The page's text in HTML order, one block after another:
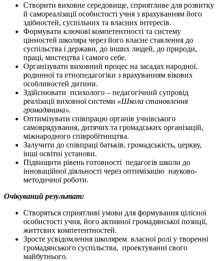
Створити виховне середовище, сприятливе для розвитку
й самореалізації особистості учня з врахуванням його
здібностей, суспільних та власних інтересів.
Формувати ключові компетентності та систему
цінностей школяра через його власне ставлення до
суспільства і держави, до інших людей, до природи,
праці, мистецтва і самого себе.
Організувати виховний процес на засадах народної,
родинної та етнопедагогіки з врахуванням вікових
особливостей дитини.
Здійснювати психолого – педагогічний супровід
реалізації виховної системи «Школа становлення
громадянина».
Оптимізувати співпрацю органів учнівського
самоврядування, дитячих та громадських організацій,
міжнародного співробітництва.
Залучити до співпраці батьків, громадськість, церкву,
інші освітні установи.
Підвищити рівень готовності педагогів школи до
інноваційної діяльності через оптимізацію науково-
методичної роботи.
Очікуваний результат:
Створяться сприятливі умови для формування цілісної
особистості учня, його активної громадянської позиції,
життєвих компетентностей.
Зросте усвідомлення школярем власної ролі у творенні
громадянського суспільства, проектуванні свого
майбутнього.